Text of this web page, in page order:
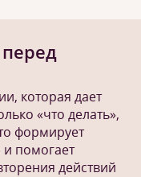
которая дает
«что делать»,
формирует
помогает
действий